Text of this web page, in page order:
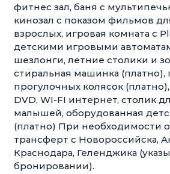
фитнес зал, баня с
кинозал с показом фильмов
взрослых, игровая комната с
детскими игровыми
шезлонги, летние столики и
стиральная машинка (платно),
прогулочных колясок (платно),
DVD, WI-FI интернет, столик
малышей, оборудованная
(платно) При необходимости
трансферт с Новороссийска,
Краснодара, Геленджика
бронировании).